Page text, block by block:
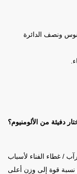
ونصف الدائرة
دفيئة من الألومنيوم؟
/ غطاء الفناء لأسباب
قوة إلى وزن أعلى